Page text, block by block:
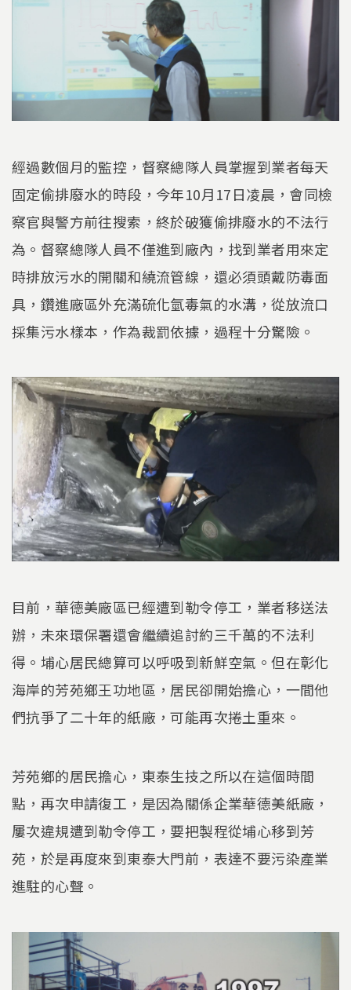
經過數個月的監控，督察總隊人員掌握到業者每天
固定偷排廢水的時段，今年10月17日凌晨，會同檢
察官與警方前往搜索，終於破獲偷排廢水的不法行
為。督察總隊人員不僅進到廠內，找到業者用來定
時排放污水的開關和繞流管線，還必須頭戴防毒面
具，鑽進廠區外充滿硫化氫毒氣的水溝，從放流口
採集污水樣本，作為裁罰依據，過程十分驚險。
目前，華德美廠區已經遭到勒令停工，業者移送法
辦，未來環保署還會繼續追討約三千萬的不法利
得。埔心居民總算可以呼吸到新鮮空氣。但在彰化
海岸的芳苑鄉王功地區，居民卻開始擔心，一間他
們抗爭了二十年的紙廠，可能再次捲土重來。
芳苑鄉的居民擔心，東泰生技之所以在這個時間
點，再次申請復工，是因為關係企業華德美紙廠，
屢次違規遭到勒令停工，要把製程從埔心移到芳
苑，於是再度來到東泰大門前，表達不要污染產業
進駐的心聲。